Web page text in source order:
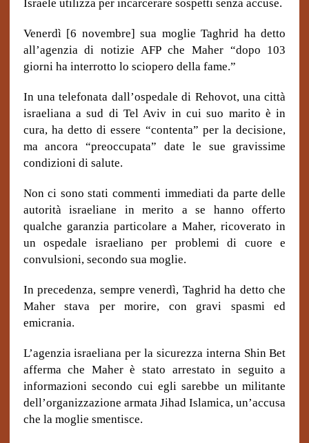
Israele utilizza per incarcerare sospetti senza accuse.
Venerdì [6 novembre] sua moglie Taghrid ha detto
all’agenzia di notizie AFP che Maher “dopo 103
giorni ha interrotto lo sciopero della fame.”
In una telefonata dall’ospedale di Rehovot, una città
israeliana a sud di Tel Aviv in cui suo marito è in
cura, ha detto di essere “contenta” per la decisione,
ma ancora “preoccupata” date le sue gravissime
condizioni di salute.
Non ci sono stati commenti immediati da parte delle
autorità israeliane in merito a se hanno offerto
qualche garanzia particolare a Maher, ricoverato in
un ospedale israeliano per problemi di cuore e
convulsioni, secondo sua moglie.
In precedenza, sempre venerdì, Taghrid ha detto che
Maher stava per morire, con gravi spasmi ed
emicrania.
L’agenzia israeliana per la sicurezza interna Shin Bet
afferma che Maher è stato arrestato in seguito a
informazioni secondo cui egli sarebbe un militante
dell’organizzazione armata Jihad Islamica, un’accusa
che la moglie smentisce.